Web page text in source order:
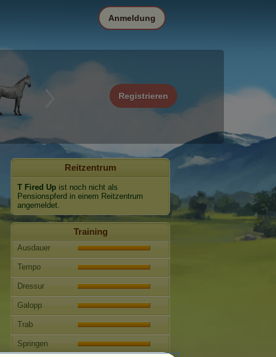
Registrieren
Anmeldung
Reitzentrum
T Fired Up ist noch nicht als
Pensionspferd in einem Reitzentrum
angemeldet.
Training
Ausdauer
Tempo
Dressur
Galopp
Trab
Springen